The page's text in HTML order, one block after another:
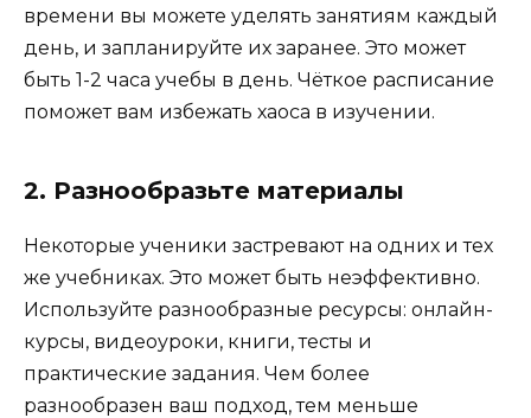
времени вы можете уделять занятиям каждый
день, и запланируйте их заранее. Это может
быть 1-2 часа учебы в день. Чёткое расписание
поможет вам избежать хаоса в изучении.
2. Разнообразьте материалы
Некоторые ученики застревают на одних и тех
же учебниках. Это может быть неэффективно.
Используйте разнообразные ресурсы: онлайн-
курсы, видеоуроки, книги, тесты и
практические задания. Чем более
разнообразен ваш подход, тем меньше